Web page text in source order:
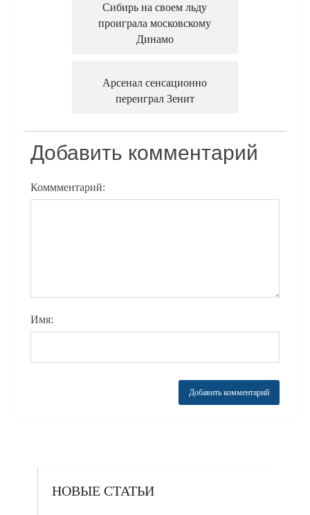
Сибирь на своем льду
проиграла московскому
Динамо
Арсенал сенсационно
переиграл Зенит
Добавить комментарий
Коммментарий:
Имя:
НОВЫЕ СТАТЬИ